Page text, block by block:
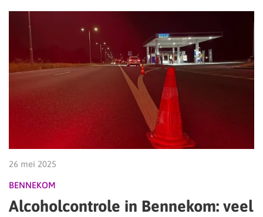
26 mei 2025
BENNEKOM
Alcoholcontrole in Bennekom: veel